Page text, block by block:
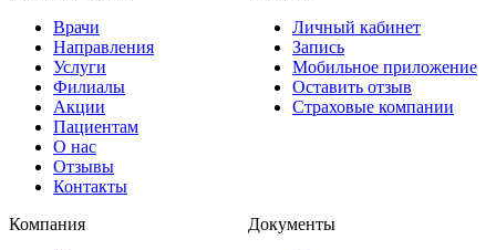
Врачи
Направления
Услуги
Филиалы
Акции
Пациентам
О нас
Отзывы
Контакты
Личный кабинет
Запись
Мобильное приложение
Оставить отзыв
Страховые компании
Компания
Документы